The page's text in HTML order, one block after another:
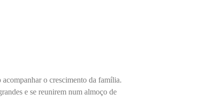
o crescimento da família.
e se reunirem num almoço de